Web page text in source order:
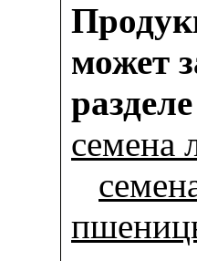
может
семена